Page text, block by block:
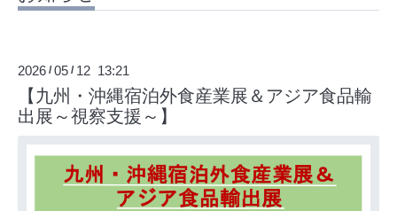
2026 /05 / 12 13:21
【九州・沖縄宿泊外食産業展＆アジア食品輸
出展～視察支援～】